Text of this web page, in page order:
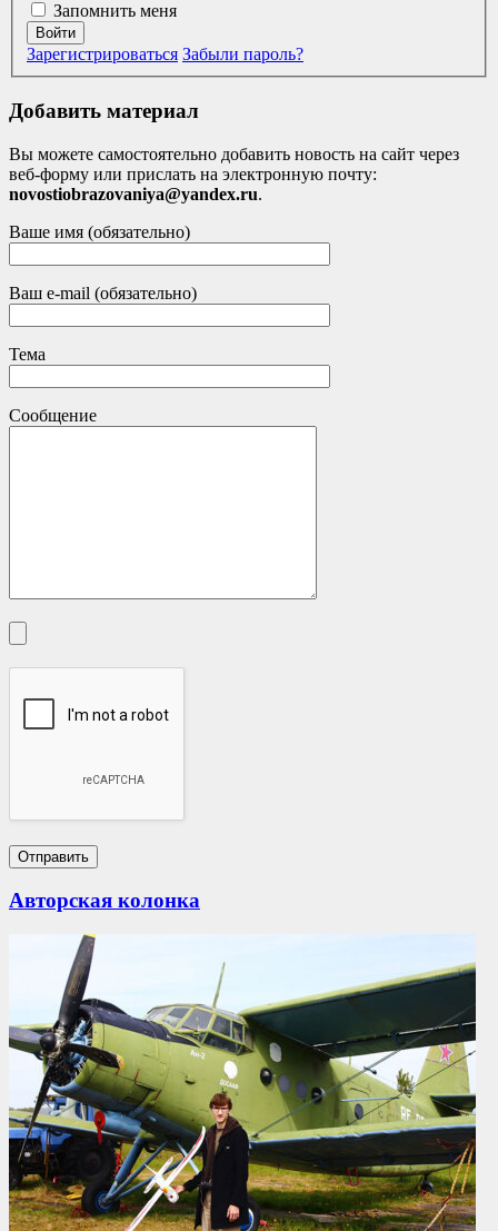
Запомнить меня
Войти
Зарегистрироваться Забыли пароль?
Добавить материал
Вы можете самостоятельно добавить новость на сайт через
веб-форму или прислать на электронную почту:
novostiobrazovaniya@yandex.ru.
Ваше имя (обязательно)
Ваш e-mail (обязательно)
Тема
Сообщение
Авторская колонка